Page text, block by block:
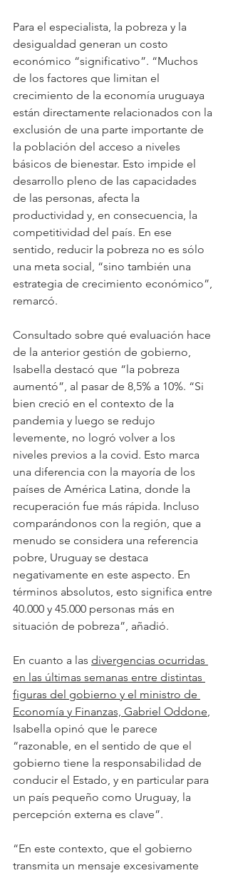
Para el especialista, la pobreza y la
desigualdad generan un costo
económico “significativo”. “Muchos
de los factores que limitan el
crecimiento de la economía uruguaya
están directamente relacionados con la
exclusión de una parte importante de
la población del acceso a niveles
básicos de bienestar. Esto impide el
desarrollo pleno de las capacidades
de las personas, afecta la
productividad y, en consecuencia, la
competitividad del país. En ese
sentido, reducir la pobreza no es sólo
una meta social, “sino también una
estrategia de crecimiento económico”,
remarcó.
Consultado sobre qué evaluación hace
de la anterior gestión de gobierno,
Isabella destacó que “la pobreza
aumentó”, al pasar de 8,5% a 10%. “Si
bien creció en el contexto de la
pandemia y luego se redujo
levemente, no logró volver a los
niveles previos a la covid. Esto marca
una diferencia con la mayoría de los
países de América Latina, donde la
recuperación fue más rápida. Incluso
comparándonos con la región, que a
menudo se considera una referencia
pobre, Uruguay se destaca
negativamente en este aspecto. En
términos absolutos, esto significa entre
40.000 y 45.000 personas más en
situación de pobreza”, añadió.
En cuanto a las divergencias ocurridas
en las últimas semanas entre distintas
figuras del gobierno y el ministro de
Economía y Finanzas, Gabriel Oddone,
Isabella opinó que le parece
“razonable, en el sentido de que el
gobierno tiene la responsabilidad de
conducir el Estado, y en particular para
un país pequeño como Uruguay, la
percepción externa es clave”.
“En este contexto, que el gobierno
transmita un mensaje excesivamente